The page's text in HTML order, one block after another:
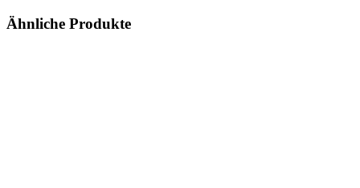
Ähnliche Produkte